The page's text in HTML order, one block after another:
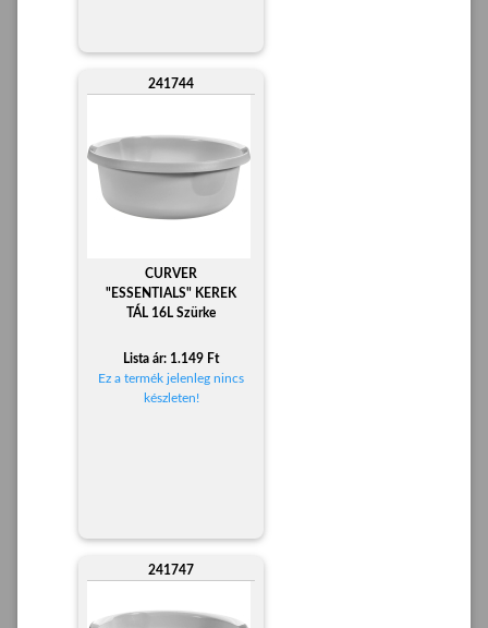
241744
CURVER
"ESSENTIALS" KEREK
TÁL 16L Szürke
Lista ár: 1.149 Ft
Ez a termék jelenleg nincs
készleten!
241747